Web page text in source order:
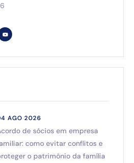
AGO 2026
de sócios em empresa
como evitar conflitos e
o patrimônio da família